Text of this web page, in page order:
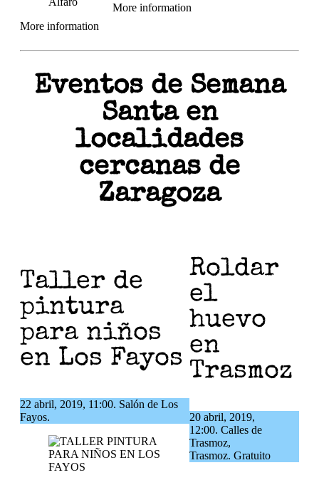
More information
More information
Eventos de Semana
Santa en
localidades
cercanas de
Zaragoza
Taller de
pintura
para niños
en Los Fayos
22 abril, 2019, 11:00. Salón de Los
Fayos.
Roldar
el
huevo
en
Trasmoz
20 abril, 2019,
12:00. Calles de
Trasmoz,
Trasmoz. Gratuito